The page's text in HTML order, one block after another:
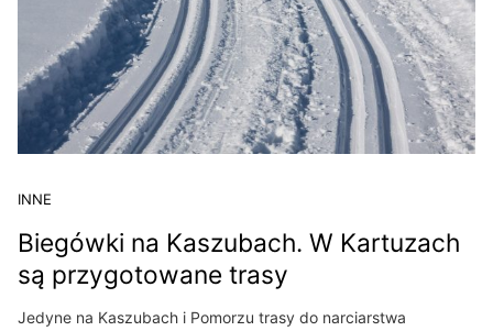
INNE
Biegówki na Kaszubach. W Kartuzach
są przygotowane trasy
Jedyne na Kaszubach i Pomorzu trasy do narciarstwa